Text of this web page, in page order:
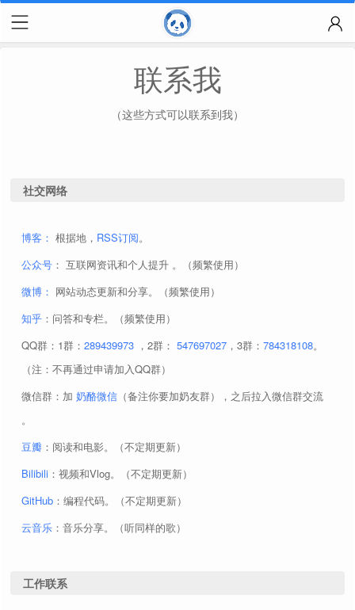
联系我
（这些方式可以联系到我）
社交网络
博客： 根据地， RSS订阅。
公众号 ： 互联网资讯和个人提升 。（频繁使用）
微博： 网站动态更新和分享。（频繁使用）
知乎 ：问答和专栏。（频繁使用）
QQ群：1群： 289439973 ，2群： 547697027 ，3群： 784318108。
（注：不再通过申请加入QQ群）
微信群：加 奶酪微信 （备注你要加奶友群），之后拉入微信群交流
。
豆瓣 ：阅读和电影。（不定期更新）
Bilibili ：视频和Vlog。（不定期更新）
GitHub ：编程代码。（不定期更新）
云音乐 ：音乐分享。（听同样的歌）
工作联系